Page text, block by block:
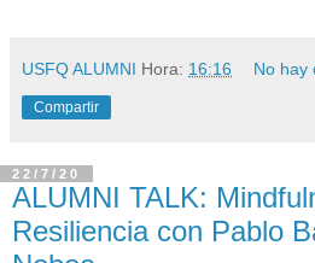
USFQ ALUMNI Hora: 16:16 No hay
Compartir
22/7/20
ALUMNI TALK:
Resiliencia con Pablo